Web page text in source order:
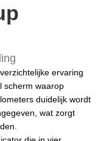
ervaring
scherm waarop
duidelijk wordt
wat zorgt